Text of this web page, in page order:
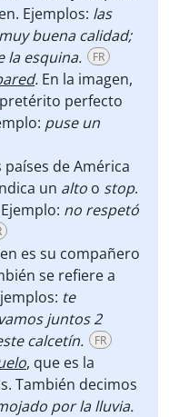
Ejemplos: las
buena calidad;
la esquina.
FR
. En la imagen,
perfecto
puse un
países de América
un alto o stop.
no respetó
es su compañero
se refiere a
te
juntos 2
calcetín.
FR
, que es la
También decimos
por la lluvia.